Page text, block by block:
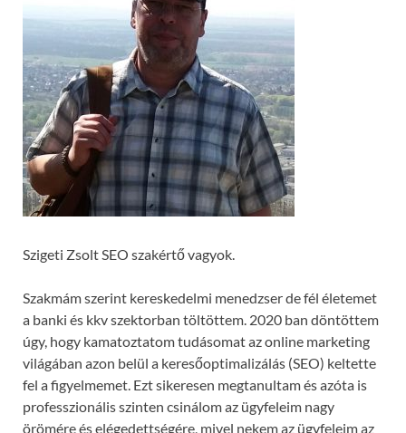
Szigeti Zsolt SEO szakértő vagyok.
Szakmám szerint kereskedelmi menedzser de fél életemet
a banki és kkv szektorban töltöttem. 2020 ban döntöttem
úgy, hogy kamatoztatom tudásomat az online marketing
világában azon belül a keresőoptimalizálás (SEO) keltette
fel a figyelmemet. Ezt sikeresen megtanultam és azóta is
professzionális szinten csinálom az ügyfeleim nagy
örömére és elégedettségére, mivel nekem az ügyfeleim az